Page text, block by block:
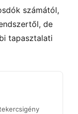
számától,
de
tapasztalati